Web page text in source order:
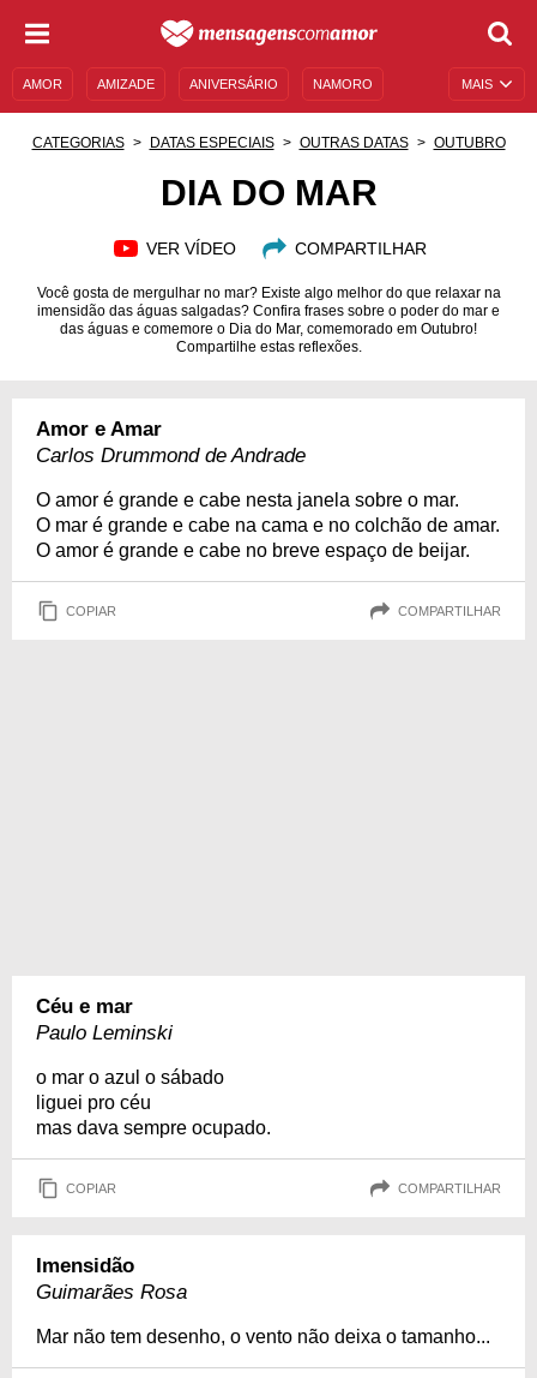
MAIS
AMOR AMIZADE ANIVERSÁRIO NAMORO
CATEGORIAS DATAS ESPECIAIS OUTRAS DATAS OUTUBRO
DIA DO MAR
VER VÍDEO COMPARTILHAR
Você gosta de mergulhar no mar? Existe algo melhor do que relaxar na
imensidão das águas salgadas? Confira frases sobre o poder do mar e
das águas e comemore o Dia do Mar, comemorado em Outubro!
Compartilhe estas reflexões.
Amor e Amar
Carlos Drummond de Andrade
O amor é grande e cabe nesta janela sobre o mar.
O mar é grande e cabe na cama e no colchão de amar.
O amor é grande e cabe no breve espaço de beijar.
COPIAR COMPARTILHAR
Céu e mar
Paulo Leminski
o mar o azul o sábado
liguei pro céu
mas dava sempre ocupado.
COPIAR COMPARTILHAR
Imensidão
Guimarães Rosa
Mar não tem desenho, o vento não deixa o tamanho...